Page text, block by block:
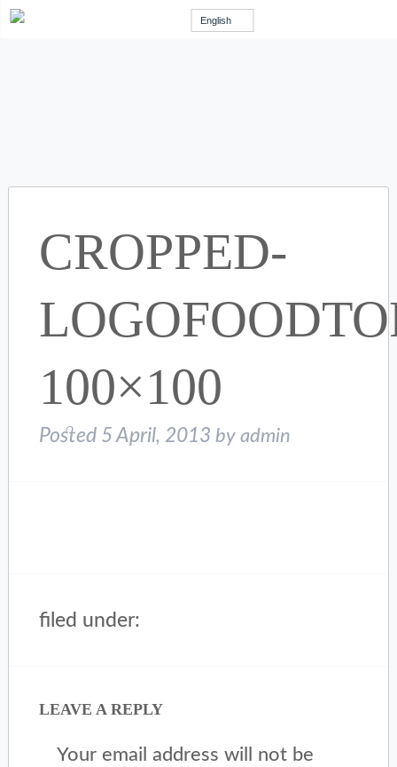
English
CROPPED-
100×100
Posted 5 April, 2013 by admin
filed under:
LEAVE A REPLY
Your email address will not be